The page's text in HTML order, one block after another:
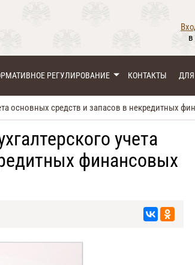
РЕГУЛИРОВАНИЕ КОНТАКТЫ
основных средств и запасов в некредитных
учета
финансовых